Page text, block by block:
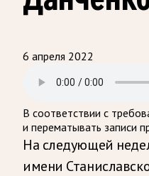
6 апреля 2022
В соответствии с
и перематывать записи
На следующей
имени